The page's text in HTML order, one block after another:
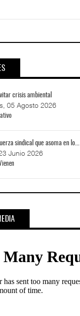
para mo ...
crisis ambiental
05 Agosto 2026
sindical que asoma en lo...
Junio 2026